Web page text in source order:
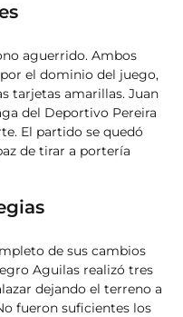
aguerrido. Ambos
el dominio del juego,
tarjetas amarillas. Juan
del Deportivo Pereira
El partido se quedó
de tirar a portería
de sus cambios
Aguilas realizó tres
dejando el terreno a
fueron suficientes los